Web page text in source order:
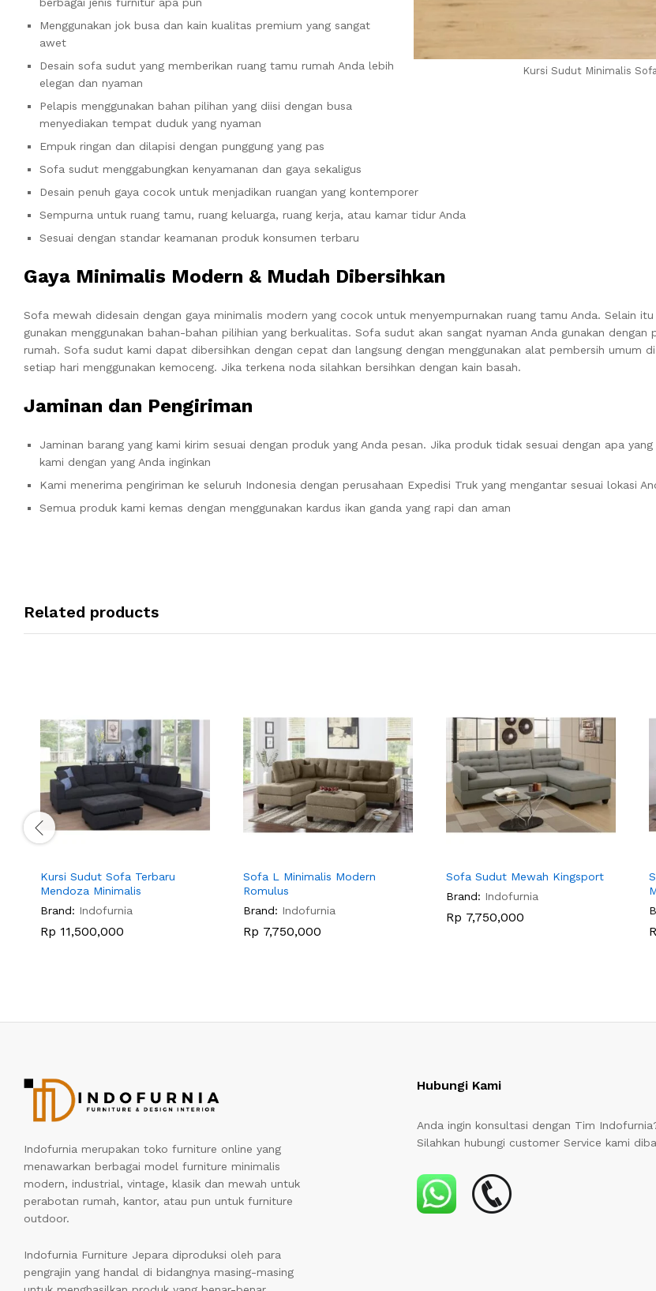
Kursi Sudut Minimalis
Menggunakan jok busa dan kain kualitas premium yang sangat
awet
Desain sofa sudut yang memberikan ruang tamu rumah Anda lebih
elegan dan nyaman
Pelapis menggunakan bahan pilihan yang diisi dengan busa
menyediakan tempat duduk yang nyaman
Empuk ringan dan dilapisi dengan punggung yang pas
Sofa sudut menggabungkan kenyamanan dan gaya sekaligus
Desain penuh gaya cocok untuk menjadikan ruangan yang kontemporer
Sempurna untuk ruang tamu, ruang keluarga, ruang kerja, atau kamar tidur Anda
Sesuai dengan standar keamanan produk konsumen terbaru
Gaya Minimalis Modern & Mudah Dibersihkan
Sofa mewah didesain dengan gaya minimalis modern yang cocok untuk menyempurnakan ruang tamu Anda. Selain
gunakan menggunakan bahan-bahan pilihian yang berkualitas. Sofa sudut akan sangat nyaman Anda gunakan dengan
rumah. Sofa sudut kami dapat dibersihkan dengan cepat dan langsung dengan menggunakan alat pembersih umum
setiap hari menggunakan kemoceng. Jika terkena noda silahkan bersihkan dengan kain basah.
Jaminan dan Pengiriman
Jaminan barang yang kami kirim sesuai dengan produk yang Anda pesan. Jika produk tidak sesuai dengan apa yang
kami dengan yang Anda inginkan
Kami menerima pengiriman ke seluruh Indonesia dengan perusahaan Expedisi Truk yang mengantar sesuai lokasi
Semua produk kami kemas dengan menggunakan kardus ikan ganda yang rapi dan aman
Related products
Kursi Sudut Sofa Terbaru
Mendoza Minimalis
Brand: Indofurnia
Rp 11,500,000
Sofa L Minimalis Modern
Romulus
Brand: Indofurnia
Rp 7,750,000
Sofa Sudut Mewah Kingsport
Brand: Indofurnia
Rp 7,750,000
Indofurnia merupakan toko furniture online yang
menawarkan berbagai model furniture minimalis
modern, industrial, vintage, klasik dan mewah untuk
perabotan rumah, kantor, atau pun untuk furniture
outdoor.
Indofurnia Furniture Jepara diproduksi oleh para
pengrajin yang handal di bidangnya masing-masing
Hubungi Kami
Anda ingin konsultasi dengan Tim
Silahkan hubungi customer Service kami